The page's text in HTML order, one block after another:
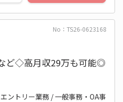
No：TS26-0623168
ど◇高月収29万も可能◎
ントリー業務 / 一般事務・OA事